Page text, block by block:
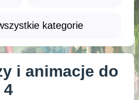
kategorie
i animacje do
4